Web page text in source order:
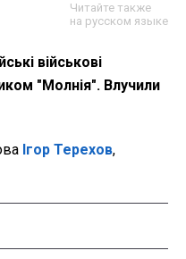
Читайте также
на русском языке
військові
"Молнія". Влучили
Ігор Терехов,